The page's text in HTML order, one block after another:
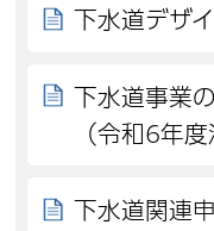
下水道デザ
下水道事業
（令和6年度
下水道関連